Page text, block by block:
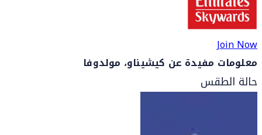
Join Now
معلومات مفيدة عن كيشيناو، مولدوفا
حالة الطقس